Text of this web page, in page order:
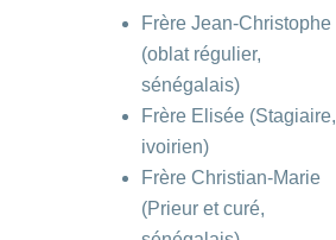
Frère Jean-Christophe
(oblat régulier,
sénégalais)
Frère Elisée (Stagiaire,
ivoirien)
Frère Christian-Marie
(Prieur et curé,